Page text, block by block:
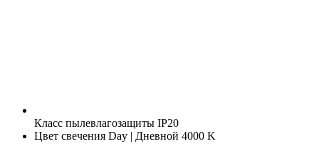
Класс пылевлагозащиты IP20
Цвет свечения Day | Дневной 4000 K